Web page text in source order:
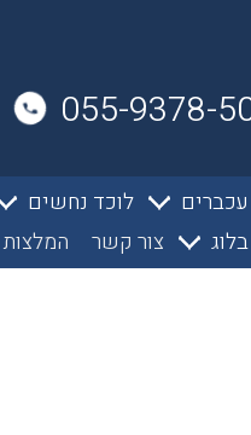
055-9378-
לוכד נחשים
בלוג צור קשר המלצות